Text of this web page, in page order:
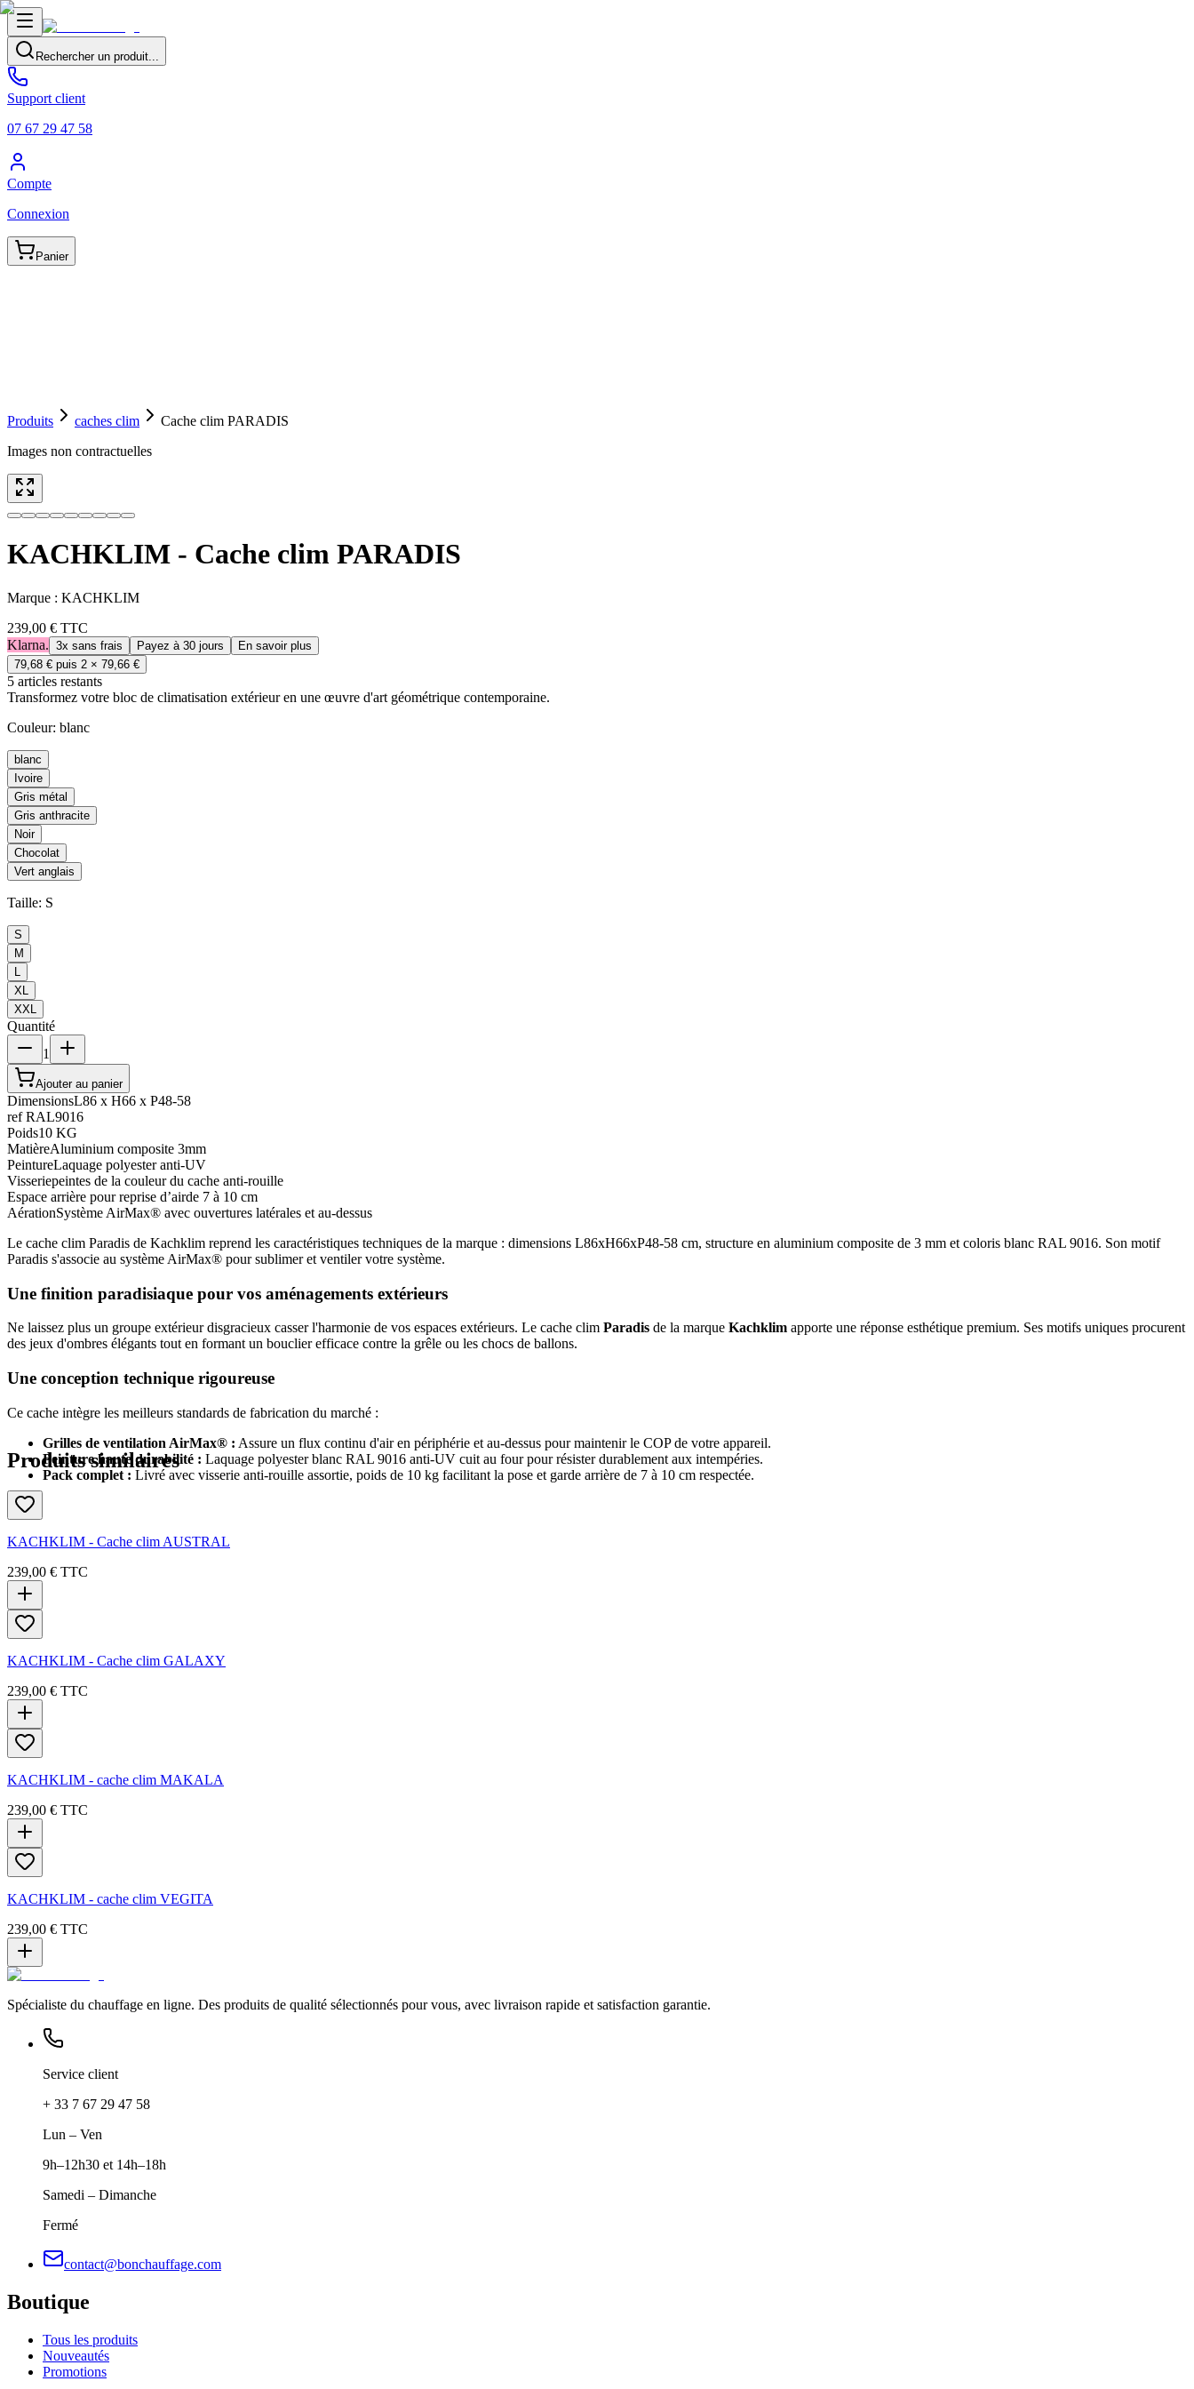
Rechercher un produit...
Support client
07 67 29 47 58
Compte
Connexion
Panier
Produits caches clim
Cache clim PARADIS
Images non contractuelles
KACHKLIM - Cache clim PARADIS
Marque : KACHKLIM
239,00 € TTC
Klarna. 3x sans frais Payez à 30 jours
En savoir plus
79,68 € puis 2 × 79,66 €
5 articles restants
Transformez votre bloc de climatisation extérieur en une œuvre d'art géométrique contemporaine.
Couleur: blanc
blanc
Ivoire
Gris métal
Gris anthracite
Noir
Chocolat
Vert anglais
Taille: S
S
M
XL
XXL
Quantité
1
Ajouter au panier
DimensionsL86 x H66 x P48-58
ref RAL9016
Poids10 KG
MatièreAluminium composite 3mm
PeintureLaquage polyester anti-UV
Visseriepeintes de la couleur du cache anti-rouille
Espace arrière pour reprise d’airde 7 à 10 cm
AérationSystème AirMax® avec ouvertures latérales et au-dessus
Le cache clim Paradis de Kachklim reprend les caractéristiques techniques de la marque : dimensions L86xH66xP48-58 cm, structure en aluminium composite de 3 mm et coloris blanc RAL 9016. Son motif
Paradis s'associe au système AirMax® pour sublimer et ventiler votre système.
Une finition paradisiaque pour vos aménagements extérieurs
Ne laissez plus un groupe extérieur disgracieux casser l'harmonie de vos espaces extérieurs. Le cache clim Paradis de la marque Kachklim apporte une réponse esthétique premium. Ses motifs uniques procurent
des jeux d'ombres élégants tout en formant un bouclier efficace contre la grêle ou les chocs de ballons.
Une conception technique rigoureuse
Ce cache intègre les meilleurs standards de fabrication du marché :
Grilles de ventilation AirMax® : Assure un flux continu d'air en périphérie et au-dessus pour maintenir le COP de votre appareil.
Peinture haute durabilité : Laquage polyester blanc RAL 9016 anti-UV cuit au four pour résister durablement aux intempéries.
Pack complet : Livré avec visserie anti-rouille assortie, poids de 10 kg facilitant la pose et garde arrière de 7 à 10 cm respectée.
Produits similaires
KACHKLIM - Cache clim AUSTRAL
239,00 € TTC
KACHKLIM - Cache clim GALAXY
239,00 € TTC
KACHKLIM - cache clim MAKALA
239,00 € TTC
KACHKLIM - cache clim VEGITA
239,00 € TTC
Spécialiste du chauffage en ligne. Des produits de qualité sélectionnés pour vous, avec livraison rapide et satisfaction garantie.
Service client
+ 33 7 67 29 47 58
Lun – Ven
9h–12h30 et 14h–18h
Samedi – Dimanche
Fermé
contact@bonchauffage.com
Boutique
Tous les produits
Nouveautés
Promotions